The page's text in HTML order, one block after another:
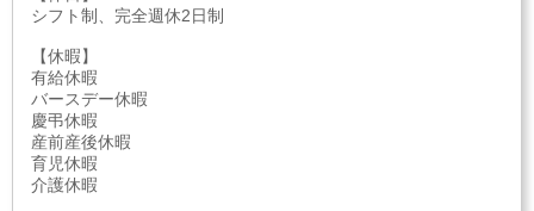
シフト制、完全週休2日制
【休暇】
有給休暇
バースデー休暇
慶弔休暇
産前産後休暇
育児休暇
介護休暇